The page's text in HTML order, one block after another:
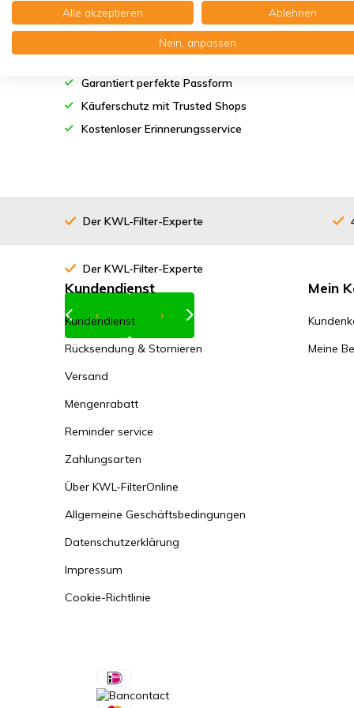
Ø 125 mm.
Filtergriff
Wartungsprodukte KWL-
System
Filter für Filterbox
Der KWL-Filter-Experte aus
Garantiert perfekte Passform
Käuferschutz mit Trusted Shops
Kostenloser Erinnerungsservice
Der KWL-Filter-Experte
Der KWL-Filter-Experte
‹ ›
Kundendienst
Kundendienst
Rücksendung & Stornieren
Versand
Mengenrabatt
Reminder service
Zahlungsarten
Über KWL-FilterOnline
Allgemeine Geschäftsbedingungen
Datenschutzerklärung
Impressum
Cookie-Richtlinie
Mein
Meine
Alle akzeptieren Ablehnen
Nein, anpassen